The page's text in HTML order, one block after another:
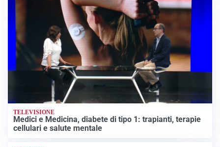
TELEVISIONE
Medici e Medicina, diabete di tipo 1: trapianti, terapie
cellulari e salute mentale